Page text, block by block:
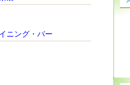
ニング・バー